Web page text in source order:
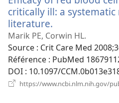
critically ill: a
literature.
une
nouvelle
fenêtre)
Marik PE, Corwin HL.
Source ‎: Crit Care Med
Référence ‎: PubMed
DOI ‎: 10.1097/
https://www.ncbi.nlm.nih.gov/